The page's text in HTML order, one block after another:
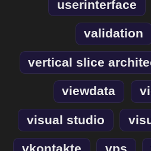
userinterface
validation
vertical slice
viewdata
visual studio